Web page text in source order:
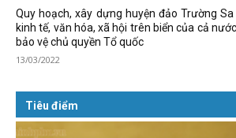
Quy hoạch, xây dựng huyện đảo Trường
kinh tế, văn hóa, xã hội trên biển của cả
bảo vệ chủ quyền Tổ quốc
13/03/2022
Tiêu điểm